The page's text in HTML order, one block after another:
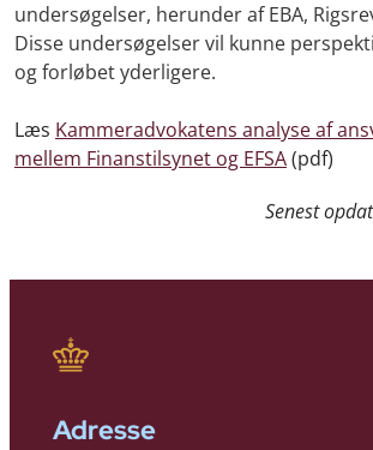
undersøgelser, herunder af EBA,
Disse undersøgelser vil kunne
og forløbet yderligere.
Læs Kammeradvokatens analyse af
mellem Finanstilsynet og EFSA(pdf)
Senest
Adresse